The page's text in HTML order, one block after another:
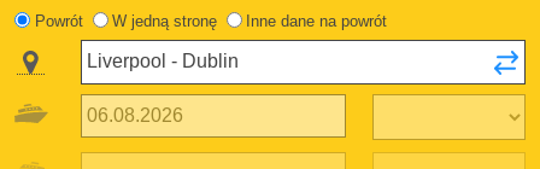
Powrót W jedną stronę Inne dane na powrót